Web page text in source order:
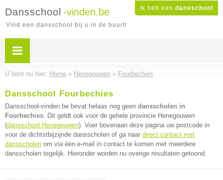
Ik heb een dansschool
Dansschool -vinden.be
Vind een dansschool bij u in de buurt!
U bent nu hier: Home » Henegouwen » Fourbechies
Dansschool Fourbechies
Dansschool-vinden.be bevat helaas nog geen dansscholen in
Fourbechies. Dit geldt ook voor de gehele provincie Henegouwen
(dansschool Henegouwen). Voer bovenaan deze pagina uw postcode in
voor de dichtstbijzijnde dansscholen of ga naar direct contact met
dansscholen om via één e-mail in contact te komen met meerdere
dansscholen tegelijk. Hieronder worden nu overige resultaten getoond.